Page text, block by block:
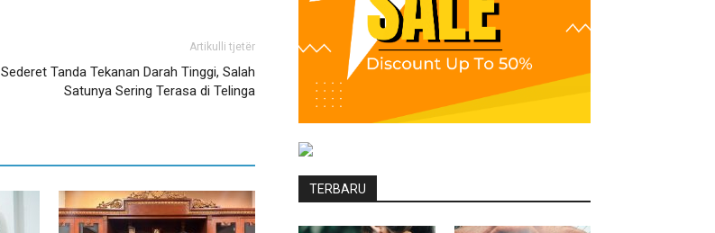
Artikulli tjetër
Sederet Tanda Tekanan Darah Tinggi, Salah
Satunya Sering Terasa di Telinga
TERBARU